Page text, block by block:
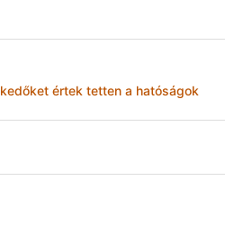
értek tetten a hatóságok